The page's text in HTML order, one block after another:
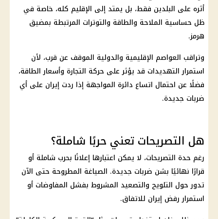
أثره على البلدين فقط، بل يمتد إلى الإقليم كله، خاصة في
ظل حساسية الملاحة والطاقة والتوترات المرتبطة بمضيق
هرمز.
وتراقب العواصم الإقليمية والدولية الموقف عن قرب، لأن
استمرار التهديدات قد يؤثر على حركة التجارة وأسعار الطاقة،
فضلًا عن احتمال اتساع دائرة المواجهة إذا ردت إيران على أي
ضربات جديدة.
هل التصريحات تعني حربًا شاملة؟
رغم حدة التصريحات، لا يمكن اعتبارها إعلانًا بحرب شاملة أو
قرارًا نهائيًا بشن ضربات جديدة. الصياغة المطروحة حتى الآن
تدور حول التلويح والتصعيد المشروط بفشل المفاوضات أو
استمرار رفض إيران للاتفاق.